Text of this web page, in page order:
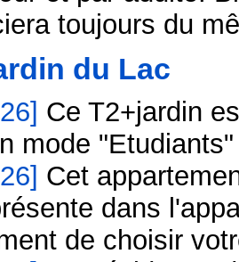
toujours du
du Lac
Ce T2+jardin
mode
Cet
dans
de choisir